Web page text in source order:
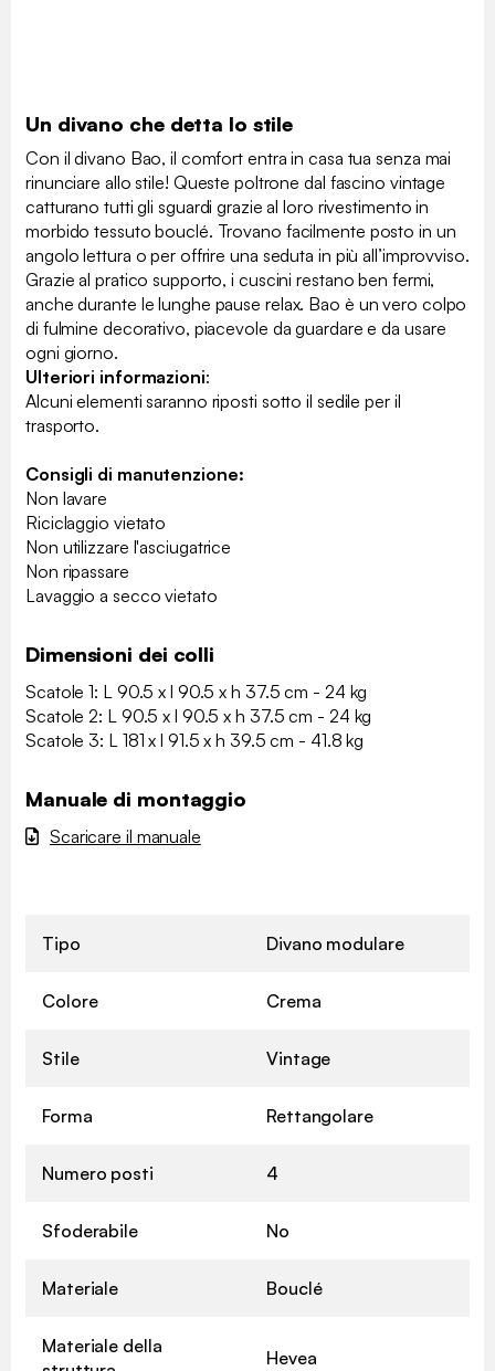
Un divano che detta lo stile
Con il divano Bao, il comfort entra in casa tua senza mai
rinunciare allo stile! Queste poltrone dal fascino vintage
catturano tutti gli sguardi grazie al loro rivestimento in
morbido tessuto bouclé. Trovano facilmente posto in un
angolo lettura o per offrire una seduta in più all’improvviso.
Grazie al pratico supporto, i cuscini restano ben fermi,
anche durante le lunghe pause relax. Bao è un vero colpo
di fulmine decorativo, piacevole da guardare e da usare
ogni giorno.
Ulteriori informazioni:
Alcuni elementi saranno riposti sotto il sedile per il
trasporto.
Consigli di manutenzione:
Non lavare
Riciclaggio vietato
Non utilizzare l'asciugatrice
Non ripassare
Lavaggio a secco vietato
Dimensioni dei colli
Scatole 1: L 90.5 x l 90.5 x h 37.5 cm - 24 kg
Scatole 2: L 90.5 x l 90.5 x h 37.5 cm - 24 kg
Scatole 3: L 181 x l 91.5 x h 39.5 cm - 41.8 kg
Manuale di montaggio
Scaricare il manuale
Tipo Divano modulare
Colore Crema
Stile Vintage
Forma Rettangolare
Numero posti 4
Sfoderabile No
Materiale Bouclé
Materiale della
Hevea